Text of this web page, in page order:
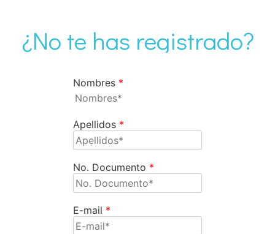
¿No te has registrado?
Nombres *
Apellidos *
No. Documento *
E-mail *